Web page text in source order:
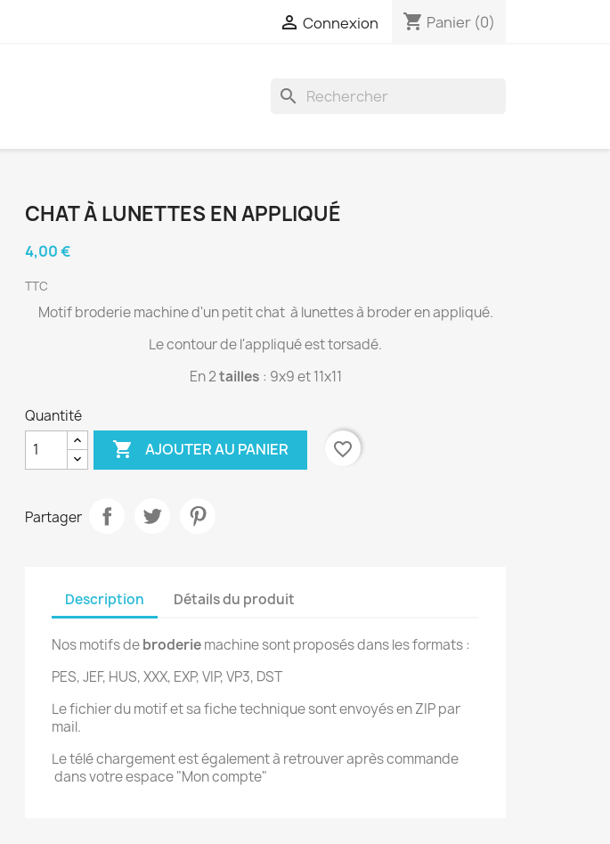
 Connexion shopping_cart Panier (0)
search
CHAT À LUNETTES EN APPLIQUÉ
4,00 €
TTC
Motif broderie machine d'un petit chat à lunettes à broder en appliqué.
Le contour de l'appliqué est torsadé.
En 2tailles : 9x9 et 11x11
Quantité
 AJOUTER AU PANIER favorite_border
Partager
Description Détails du produit
Nos motifs debroderiemachine sont proposés dans les formats :
PES, JEF, HUS, XXX, EXP, VIP, VP3, DST
Le fichier du motif et sa fiche technique sont envoyés en ZIP par
mail.
Le télé chargement est également à retrouver après commande
dans votre espace "Mon compte"